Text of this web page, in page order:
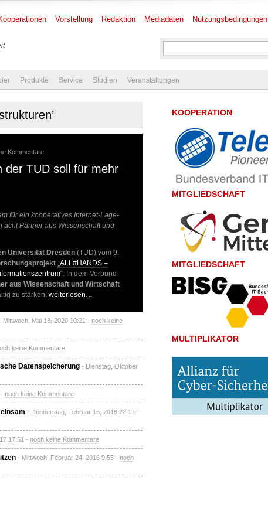
Vorstellung Redaktion Mediadaten Nutzungsbedingungen
Produkte Service Studien Veranstaltungen
Kommentare
der TUD soll für mehr
für ein kooperatives Internet-Lage-
Partner aus Wissenschaft und
Universität Dresden (TUD) vom 9.
„ALL#HANDS –
. In dem Verbund
aus Wissenschaft und Wirtschaft
zu stärken. weiterlesen…
Mittwoch, Mai 13, 2020 10:21 - noch keine
keine Kommentare
Datenspeicherung - Dienstag, Oktober
noch keine Kommentare
- Donnerstag, Februar 15, 2018 22:17 -
17:51 - noch keine Kommentare
- Mittwoch, Februar 24, 2016 9:55 - noch
KOOPERATION
MITGLIEDSCHAFT
MITGLIEDSCHAFT
MULTIPLIKATOR